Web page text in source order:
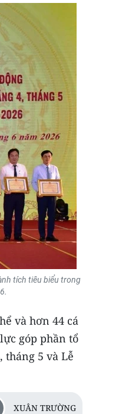
tích tiêu biểu trong
và hơn 44 cá
góp phần tổ
tháng 5 và Lễ
XUÂN TRƯỜNG